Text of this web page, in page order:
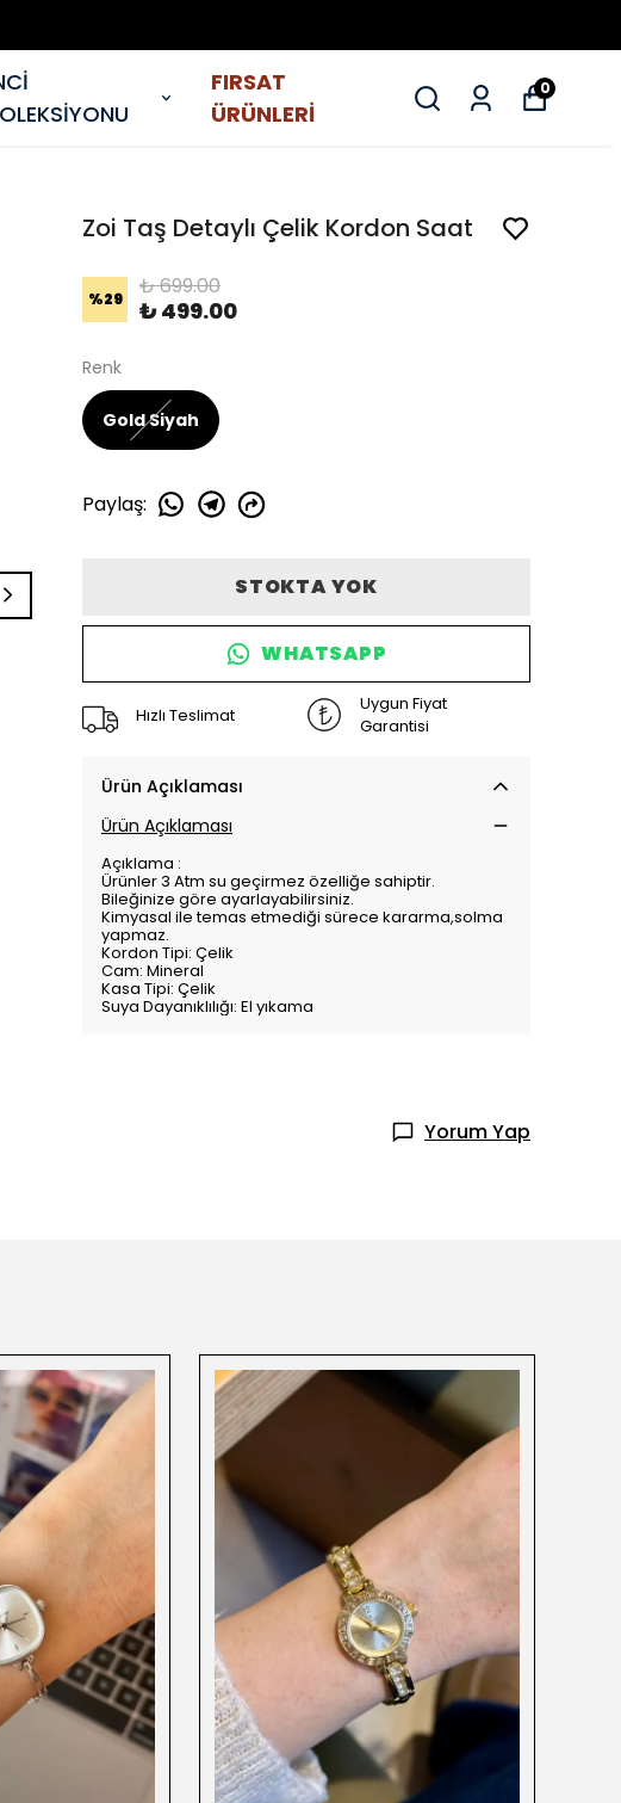
FIRSAT
ÜRÜNLERİ
0
Zoi Taş Detaylı Çelik Kordon Saat
%29 ₺ 699.00
₺ 499.00
Renk
Gold Siyah
Paylaş:
STOKTA YOK
WHATSAPP
Hızlı Teslimat
Uygun Fiyat
Garantisi
Ürün Açıklaması
Ürün Açıklaması
Açıklama :
Ürünler 3 Atm su geçirmez özelliğe sahiptir.
Bileğinize göre ayarlayabilirsiniz.
Kimyasal ile temas etmediği sürece kararma,solma
yapmaz.
Kordon Tipi: Çelik
Cam: Mineral
Kasa Tipi: Çelik
Suya Dayanıklılığı: El yıkama
Yorum Yap